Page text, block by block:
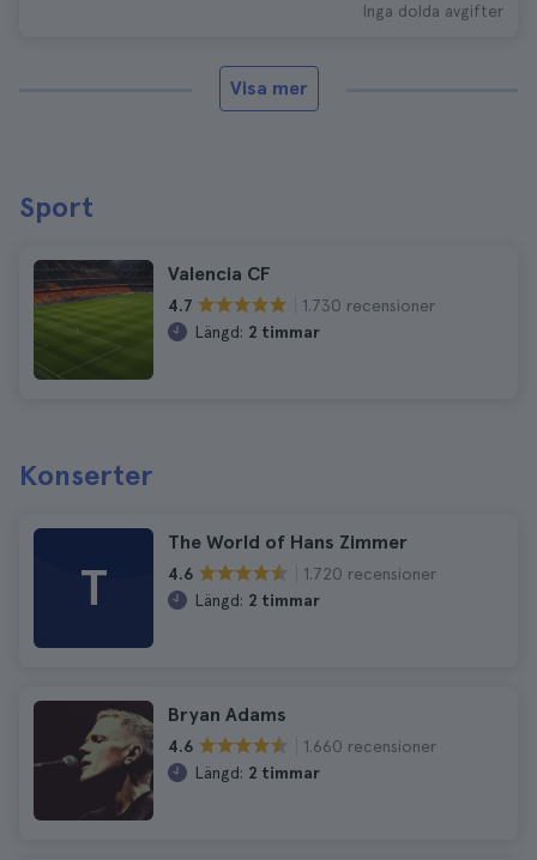
Inga dolda avgifter
Visa mer
Sport
Valencia CF
4.7
1.730 recensioner
Längd: 2 timmar
Konserter
T
The World of Hans Zimmer
4.6
1.720 recensioner
Längd: 2 timmar
Bryan Adams
4.6
1.660 recensioner
Längd: 2 timmar